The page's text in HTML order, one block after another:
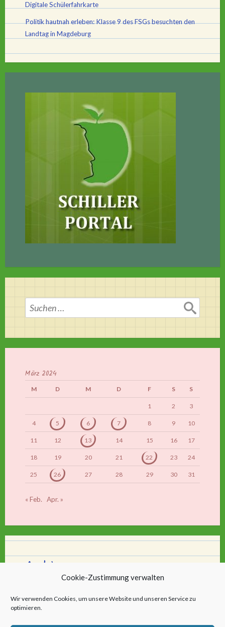
Cookie-Zustimmung verwalten
Wir verwenden Cookies, um unsere Website und unseren Service zu
optimieren.
Digitale Schülerfahrkarte
Politik hautnah erleben: Klasse 9 des FSGs besuchten den
Landtag in Magdeburg
Suchen
nach:
März 2024
M D M D F S S
1 2 3
4 5 6 7 8 9 10
11 12 13 14 15 16 17
18 19 20 21 22 23 24
25 26 27 28 29 30 31
« Feb. Apr. »
Archiv